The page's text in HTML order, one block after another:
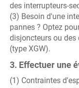
des interrupteurs-
(3) Besoin d'une
pannes ? Optez
disjoncteurs ou
(type XGW).
3. Effectuer une
(1) Contraintes